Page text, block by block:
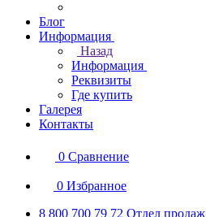
Блог
Информация
Назад
Информация
Реквизиты
Где купить
Галерея
Контакты
0 Сравнение
0 Избранное
8 800 700 79 72 Отдел продаж